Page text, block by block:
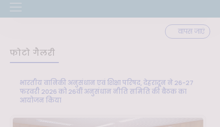
वापस जाएं
फोटो गैलरी
भारतीय वानिकी अनुसंधान एवं शिक्षा परिषद, देहरादून ने 26-27
फरवरी 2026 को 26वीं अनुसंधान नीति समिति की बैठक का
आयोजन किया